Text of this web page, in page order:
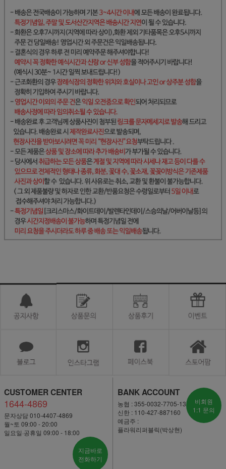
CUSTOMER CENTER
1644-4869
문자상담 010-4407-4869
월~토 09:00 - 20:00
일요일·공휴일 09:00 - 18:00
지금바로
전화하기
BANK ACCOUNT
농협 : 355-0032-7705-13
신한 : 110-427-887160
예금주 :
플라워리퍼블릭(박상현)
비회원
1:1 문의